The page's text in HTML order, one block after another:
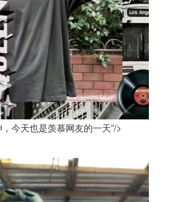
今天也是羡慕网友的一天”/>